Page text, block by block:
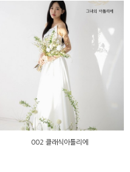
002 클래식아틀리에
002 클래식아틀리에